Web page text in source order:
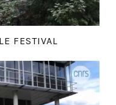
FESTIVAL